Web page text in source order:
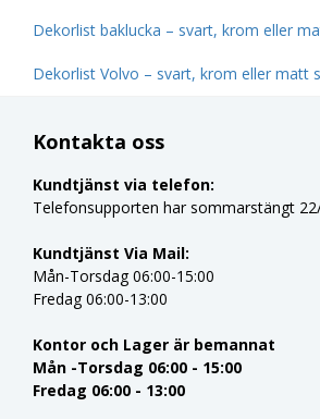
Dekorlist baklucka – svart, krom eller
Dekorlist Volvo – svart, krom eller matt
Kontakta oss
Kundtjänst via telefon:
Telefonsupporten har sommarstängt
Kundtjänst Via Mail:
Mån-Torsdag 06:00-15:00
Fredag 06:00-13:00
Kontor och Lager är bemannat
Mån -Torsdag 06:00 - 15:00
Fredag 06:00 - 13:00